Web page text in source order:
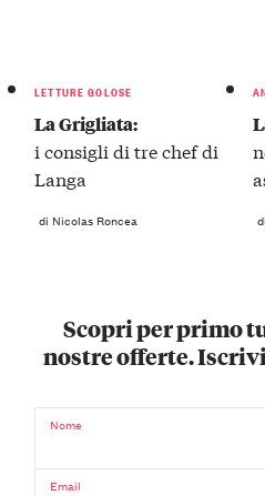
LETTURE GOLOSE
La Grigliata:
i consigli di tre chef di
Langa
di Nicolas Roncea
Scopri per primo
nostre offerte.
Nome
Email